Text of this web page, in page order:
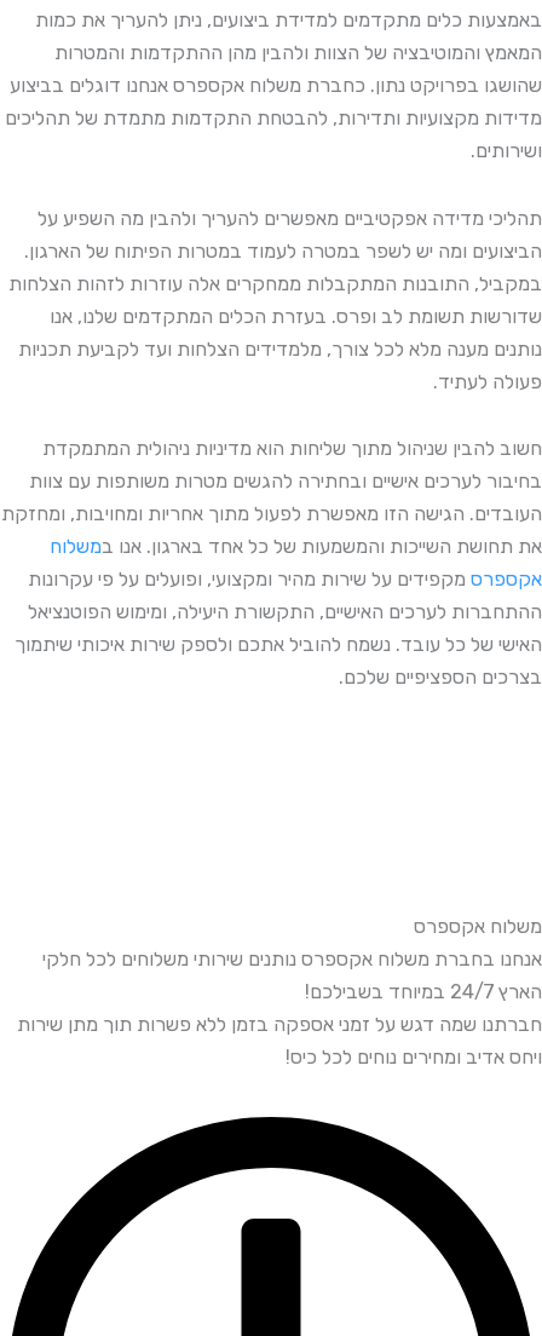
באמצעות כלים מתקדמים למדידת ביצועים, ניתן להעריך את כמות
המאמץ והמוטיבציה של הצוות ולהבין מהן ההתקדמות והמטרות
שהושגו בפרויקט נתון. כחברת משלוח אקספרס אנחנו דוגלים בביצוע
מדידות מקצועיות ותדירות, להבטחת התקדמות מתמדת של תהליכים
ושירותים.
תהליכי מדידה אפקטיביים מאפשרים להעריך ולהבין מה השפיע על
הביצועים ומה יש לשפר במטרה לעמוד במטרות הפיתוח של הארגון.
במקביל, התובנות המתקבלות ממחקרים אלה עוזרות לזהות הצלחות
שדורשות תשומת לב ופרס. בעזרת הכלים המתקדמים שלנו, אנו
נותנים מענה מלא לכל צורך, מלמדידים הצלחות ועד לקביעת תכניות
פעולה לעתיד.
חשוב להבין שניהול מתוך שליחות הוא מדיניות ניהולית המתמקדת
בחיבור לערכים אישיים ובחתירה להגשים מטרות משותפות עם צוות
העובדים. הגישה הזו מאפשרת לפעול מתוך אחריות ומחויבות, ומחזקת
את תחושת השייכות והמשמעות של כל אחד בארגון. אנו במשלוח
אקספרס מקפידים על שירות מהיר ומקצועי, ופועלים על פי עקרונות
ההתחברות לערכים האישיים, התקשורת היעילה, ומימוש הפוטנציאל
האישי של כל עובד. נשמח להוביל אתכם ולספק שירות איכותי שיתמוך
בצרכים הספציפיים שלכם.
משלוח אקספרס
אנחנו בחברת משלוח אקספרס נותנים שירותי משלוחים לכל חלקי
הארץ 24/7 במיוחד בשבילכם!
חברתנו שמה דגש על זמני אספקה בזמן ללא פשרות תוך מתן שירות
ויחס אדיב ומחירים נוחים לכל כיס!